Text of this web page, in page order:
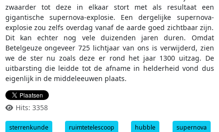
zwaarder tot deze in elkaar stort met als resultaat een
gigantische supernova-explosie. Een dergelijke supernova-
explosie zou zelfs overdag vanaf de aarde goed zichtbaar zijn.
Dit kan echter nog vele duizenden jaren duren. Omdat
Betelgeuze ongeveer 725 lichtjaar van ons is verwijderd, zien
we de ster nu zoals deze er rond het jaar 1300 uitzag. De
uitbarsting die leidde tot de afname in helderheid vond dus
eigenlijk in de middeleeuwen plaats.
Hits: 3358
sterrenkunde ruimtetelescoop hubble
supernova